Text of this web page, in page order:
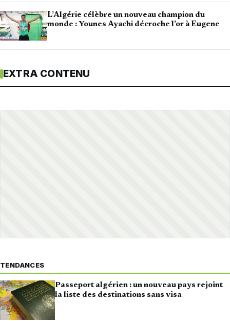
L’Algérie célèbre un nouveau champion du
monde : Younes Ayachi décroche l’or à Eugene
EXTRA CONTENU
TENDANCES
Passeport algérien : un nouveau pays rejoint
la liste des destinations sans visa